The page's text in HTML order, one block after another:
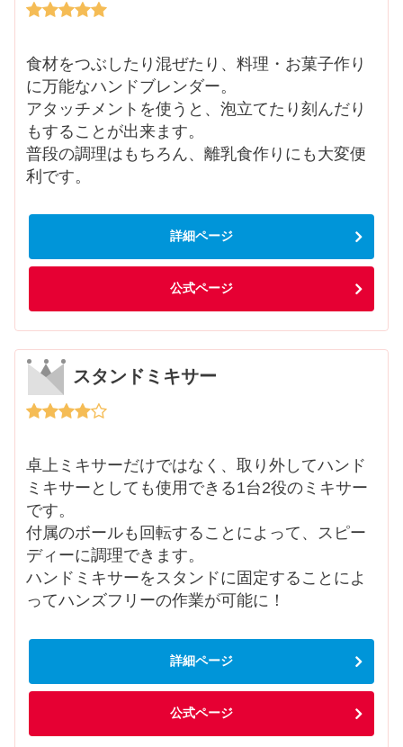
食材をつぶしたり混ぜたり、料理・お菓子作り
に万能なハンドブレンダー。
アタッチメントを使うと、泡立てたり刻んだり
もすることが出来ます。
普段の調理はもちろん、離乳食作りにも大変便
利です。
詳細ページ
公式ページ
スタンドミキサー
卓上ミキサーだけではなく、取り外してハンド
ミキサーとしても使用できる1台2役のミキサー
です。
付属のボールも回転することによって、スピー
ディーに調理できます。
ハンドミキサーをスタンドに固定することによ
ってハンズフリーの作業が可能に！
詳細ページ
公式ページ